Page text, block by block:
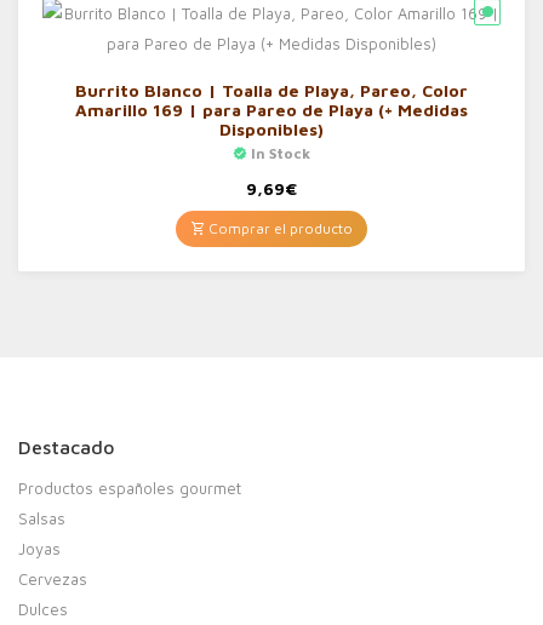
Burrito Blanco | Toalla de Playa, Pareo, Color
Amarillo 169 | para Pareo de Playa (+ Medidas
Disponibles)
In Stock
9,69€
Comprar el producto
Destacado
Productos españoles gourmet
Salsas
Joyas
Cervezas
Dulces